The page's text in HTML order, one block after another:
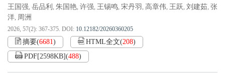
王国强, 岳品利 , 朱国艳, 许强, 王锡鸣, 宋丹羽 , 高章伟, 王跃, 刘建茹, 张
洋, 周洲
2026, 57(2): 367-375. DOI: 10.12182/20260360205
摘要(6681) HTML全文(208)
PDF[2598KB](488)